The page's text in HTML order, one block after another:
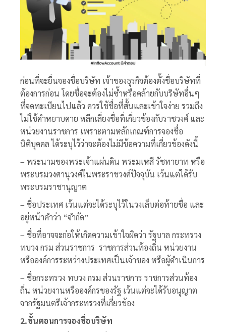
ก่อนที่จะยื่นจองชื่อบริษัท เจ้าของธุรกิจต้องตั้งชื่อบริษัทที่
ต้องการก่อน โดยชื่อจะต้องไม่ซ้ำหรือคล้ายกับบริษัทอื่นๆ
ที่จดทะเบียนไปแล้ว ควรใช้ชื่อที่สั้นและเข้าใจง่าย รวมถึง
ไม่ใช้คำหยาบคาย หลีกเลี่ยงชื่อที่เกี่ยวข้องกับราชวงศ์ และ
หน่วยงานราชการ เพราะตามหลักเกณฑ์การจองชื่อ
นิติบุคคล ได้ระบุไว้ว่าจะต้องไม่มีข้อความที่เกี่ยวข้องดังนี้
– พระนามของพระเจ้าแผ่นดิน พระมเหสี รัชทายาท หรือ
พระบรมวงศานุวงศ์ในพระราชวงศ์ปัจจุบัน เว้นแต่ได้รับ
พระบรมราชานุญาต
– ชื่อประเทศ เว้นแต่จะได้ระบุไว้ในวงเล็บต่อท้ายชื่อ และ
อยู่หน้าคำว่า “จำกัด”
– ชื่อที่อาจจะก่อให้เกิดความเข้าใจผิดว่า รัฐบาล กระทรวง
ทบวง กรม ส่วนราชการ ราชการส่วนท้องถิ่น หน่วยงาน
หรือองค์การระหว่างประเทศเป็นเจ้าของ หรือผู้ดำเนินการ
– ชื่อกระทรวง ทบวง กรม ส่วนราชการ ราชการส่วนท้อง
ถิ่น หน่วยงานหรือองค์กรของรัฐ เว้นแต่จะได้รับอนุญาต
จากรัฐมนตรีเจ้ากระทรวงที่เกี่ยวข้อง
2.ขั้นตอนการจองชื่อบริษัท